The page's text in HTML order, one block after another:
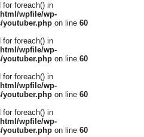
for foreach() in
wpfile/wp-
youtuber.php on line 60
for foreach() in
wpfile/wp-
youtuber.php on line 60
for foreach() in
wpfile/wp-
youtuber.php on line 60
for foreach() in
wpfile/wp-
youtuber.php on line 60